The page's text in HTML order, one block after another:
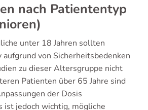
nach Patiententyp
unter 18 Jahren sollten
aufgrund von Sicherheitsbedenken
zu dieser Altersgruppe nicht
Patienten über 65 Jahre sind
der Dosis
ist jedoch wichtig, mögliche